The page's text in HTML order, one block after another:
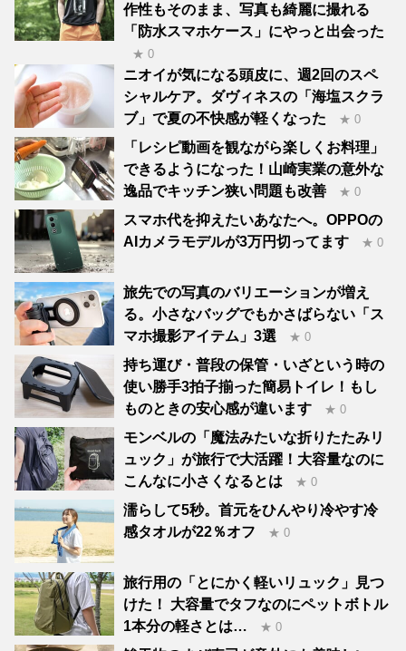
作性もそのまま、写真も綺麗に撮れる
「防水スマホケース」にやっと出会った
★ 0
ニオイが気になる頭皮に、週2回のスペ
シャルケア。ダヴィネスの「海塩スクラ
ブ」で夏の不快感が軽くなった
★ 0
「レシピ動画を観ながら楽しくお料理」
できるようになった！山崎実業の意外な
逸品でキッチン狭い問題も改善
★ 0
スマホ代を抑えたいあなたへ。OPPOの
AIカメラモデルが3万円切ってます
★ 0
旅先での写真のバリエーションが増え
る。小さなバッグでもかさばらない「ス
マホ撮影アイテム」3選
★ 0
持ち運び・普段の保管・いざという時の
使い勝手3拍子揃った簡易トイレ！もし
ものときの安心感が違います
★ 0
モンベルの「魔法みたいな折りたたみリ
ュック」が旅行で大活躍！大容量なのに
こんなに小さくなるとは
★ 0
濡らして5秒。首元をひんやり冷やす冷
感タオルが22％オフ
★ 0
旅行用の「とにかく軽いリュック」見つ
けた！ 大容量でタフなのにペットボトル
1本分の軽さとは…
★ 0